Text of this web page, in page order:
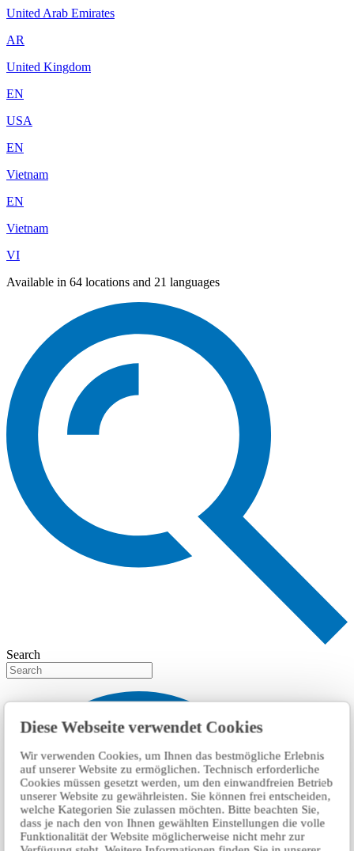
Diese Webseite verwendet Cookies
Wir verwenden Cookies, um Ihnen das bestmögliche Erlebnis
auf unserer Website zu ermöglichen. Technisch erforderliche
Cookies müssen gesetzt werden, um den einwandfreien Betrieb
unserer Website zu gewährleisten. Sie können frei entscheiden,
welche Kategorien Sie zulassen möchten. Bitte beachten Sie,
dass je nach den von Ihnen gewählten Einstellungen die volle
Funktionalität der Website möglicherweise nicht mehr zur
United Arab Emirates
AR
United Kingdom
EN
USA
EN
Vietnam
EN
Vietnam
VI
Available in 64 locations and 21 languages
Search